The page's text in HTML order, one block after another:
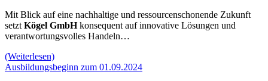
Mit Blick auf eine nachhaltige und ressourcenschonende Zukunft
setzt Kögel GmbHkonsequent auf innovative Lösungen und
verantwortungsvolles Handeln…
(Weiterlesen)
Ausbildungsbeginn zum 01.09.2024